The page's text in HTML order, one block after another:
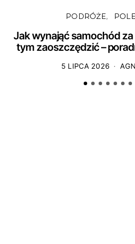
PODRÓŻE
Jak wynająć samochód
tym zaoszczędzić –
5 LIPCA 2026